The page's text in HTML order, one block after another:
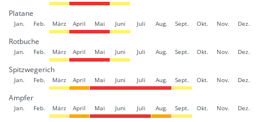
Platane
Jan. Feb. März April Mai Juni Juli Aug. Sept. Okt. Nov. Dez.
Rotbuche
Jan. Feb. März April Mai Juni Juli Aug. Sept. Okt. Nov. Dez.
Spitzwegerich
Jan. Feb. März April Mai Juni Juli Aug. Sept. Okt. Nov. Dez.
Ampfer
Jan. Feb. März April Mai Juni Juli Aug. Sept. Okt. Nov. Dez.